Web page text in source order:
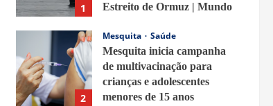
1
Estreito de Ormuz | Mundo
2
Mesquita
Saúde
Mesquita inicia campanha
de multivacinação para
crianças e adolescentes
menores de 15 anos